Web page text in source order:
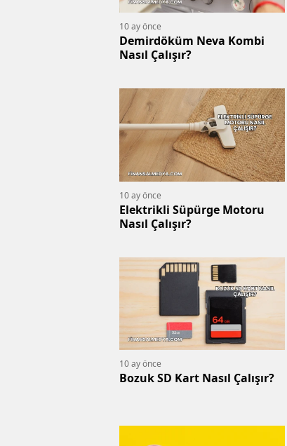
10 ay önce
Demirdöküm Neva Kombi
Nasıl Çalışır?
10 ay önce
Elektrikli Süpürge Motoru
Nasıl Çalışır?
10 ay önce
Bozuk SD Kart Nasıl Çalışır?